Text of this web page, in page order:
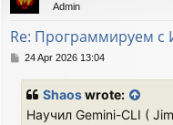
Admin
Re: Программируем с
P24 Apr 2026 13:04
Shaoswrote:
Научил Gemini-CLI (